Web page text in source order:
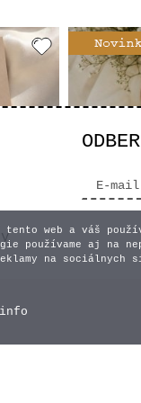
tento web a váš
používame aj na
na sociálnych